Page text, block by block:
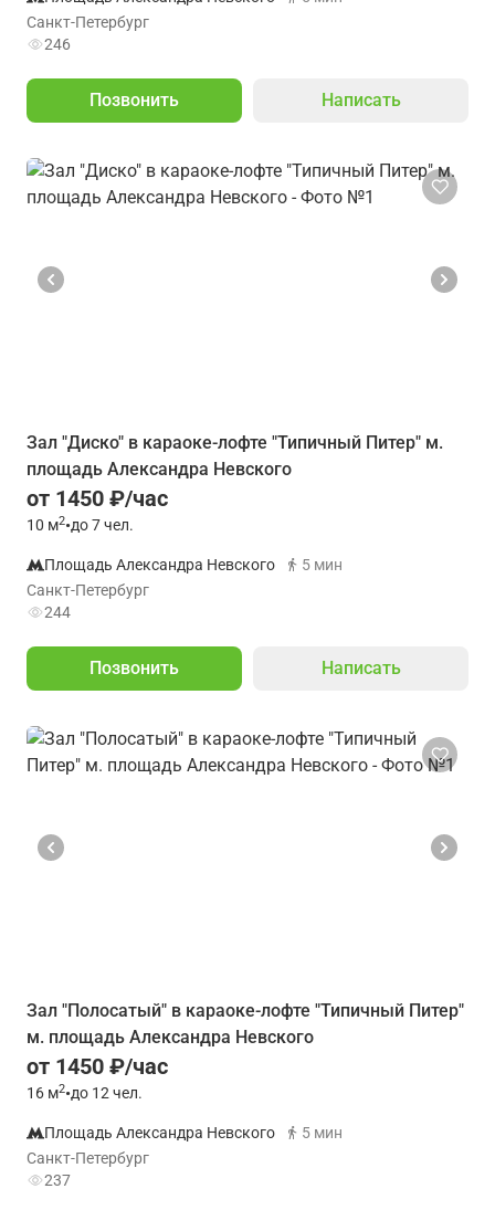
Санкт-Петербург
246
Позвонить Написать
Зал "Диско" в караоке-лофте "Типичный Питер" м.
площадь Александра Невского
от 1450 ₽/час
10 м2•до 7 чел.
Площадь Александра Невского
5 мин
Санкт-Петербург
244
Позвонить Написать
Зал "Полосатый" в караоке-лофте "Типичный Питер"
м. площадь Александра Невского
от 1450 ₽/час
16 м2•до 12 чел.
Площадь Александра Невского
5 мин
Санкт-Петербург
237